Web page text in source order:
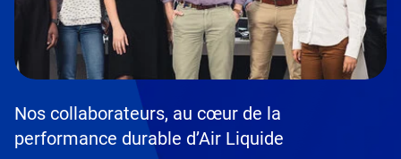
Nos collaborateurs, au cœur de la
performance durable d’Air Liquide